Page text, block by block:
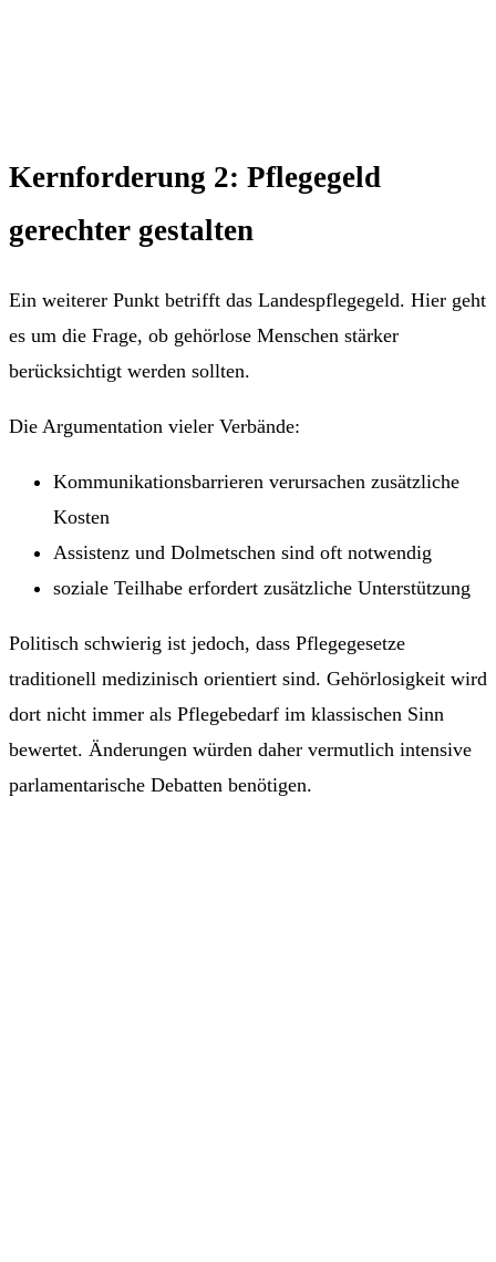
Kernforderung 2: Pflegegeld
gerechter gestalten
Ein weiterer Punkt betrifft das Landespflegegeld. Hier geht
es um die Frage, ob gehörlose Menschen stärker
berücksichtigt werden sollten.
Die Argumentation vieler Verbände:
Kommunikationsbarrieren verursachen zusätzliche
Kosten
Assistenz und Dolmetschen sind oft notwendig
soziale Teilhabe erfordert zusätzliche Unterstützung
Politisch schwierig ist jedoch, dass Pflegegesetze
traditionell medizinisch orientiert sind. Gehörlosigkeit wird
dort nicht immer als Pflegebedarf im klassischen Sinn
bewertet. Änderungen würden daher vermutlich intensive
parlamentarische Debatten benötigen.